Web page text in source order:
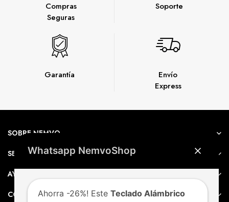
Garantía
Compras
Seguras
Envío
Express
Soporte
SOBRE NEMVO
SERVICIO AL CLIENTE
AYUDA
CONTACTO
Whatsapp NemvoShop
Ahorra -26%! Este Teclado Alámbrico